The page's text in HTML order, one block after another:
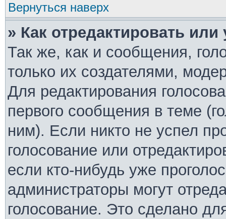
Вернуться наверх
» Как отредактировать
Так же, как и сообщения,
только их создателями,
Для редактирования
первого сообщения в теме
ним). Если никто не успел
голосование или
если кто-нибудь уже
администраторы могут
голосование. Это сделано